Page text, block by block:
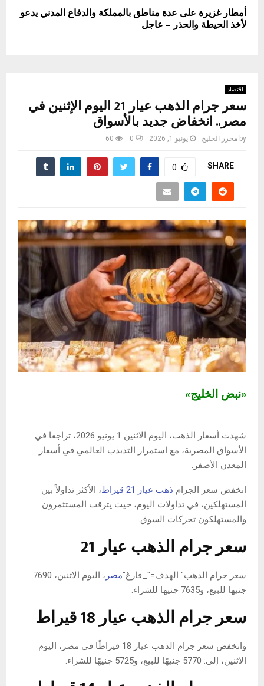
أمطار غزيرة على عدة مناطق بالمملكة والدفاع المدني يدعو
لأخذ الحيطة والحذر – عاجل
اقتصاد
سعر جرام الذهب عيار 21 اليوم الإثنين في
مصر.. انخفاض جديد بالأسواق
by محرر الخليج يونيو 1, 2026 0
60
SHARE
0
«نبض الخليج»
شهدت أسعار الذهب، اليوم الاثنين 1 يونيو 2026، تراجعا في
الأسواق المصرية، مع استمرار التذبذب العالمي في أسعار
المعدن الأصفر.
انخفض سعر الجرام ذهب عيار 21 قيراط
، الأكثر تداولاً بين
المستهلكين، في تداولات اليوم، حيث يترقب المستثمرون
والمستهلكون تحركات السوق.
سعر جرام الذهب عيار 21
سعر جرام الذهب" الهدف="_فارغ"مصر
، اليوم الاثنين، 7690
جنيها للبيع، و7635 جنيها للشراء.
سعر جرام الذهب عيار 18 قيراط
وانخفض سعر جرام الذهب عيار 18 قيراطًا في مصر، اليوم
الاثنين، إلى: 5770 جنيهًا للبيع، و5725 جنيهًا للشراء.